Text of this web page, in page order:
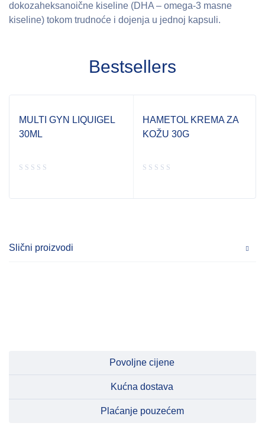
dokozaheksanoične kiseline (DHA – omega-3 masne
kiseline) tokom trudnoće i dojenja u jednoj kapsuli.
Bestsellers
MULTI GYN LIQUIGEL
30ML
HAMETOL KREMA ZA
KOŽU 30G
Slični proizvodi
Povoljne cijene
Kućna dostava
Plaćanje pouzećem